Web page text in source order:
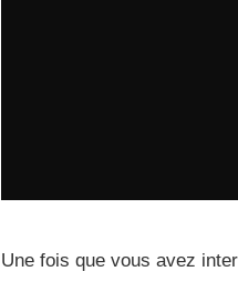
Une fois que vous avez